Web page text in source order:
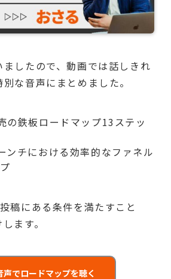
したので、動画では話しきれ
な音声にまとめました。
の鉄板ロードマップ13ステッ
ンチにおける効率的なファネル
稿にある条件を満たすこと
ます。
声でロードマップを聴く